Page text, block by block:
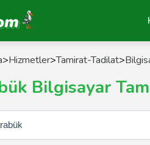
>Hizmetler>Tamirat-Tadilat>
Bilgisayar